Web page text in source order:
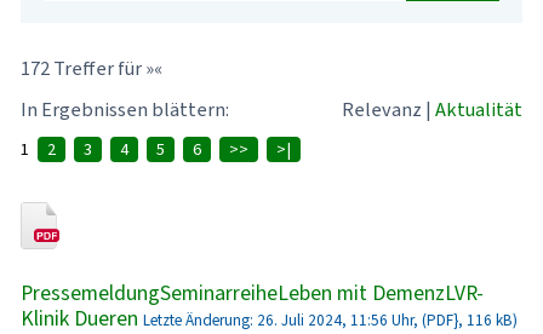
172 Treffer für »«
In Ergebnissen blättern:
Relevanz | Aktualität
1 2 3 4 5 6 >> >|
PressemeldungSeminarreiheLeben mit DemenzLVR-
Klinik Dueren Letzte Änderung: 26. Juli 2024, 11:56 Uhr, (PDF}, 116 kB)